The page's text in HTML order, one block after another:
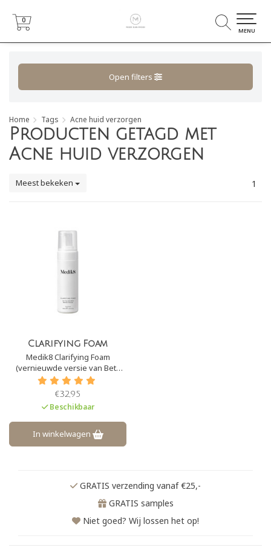
0
0
MENU
Open filters
Home Tags Acne huid verzorgen
Producten getagd met
Acne huid verzorgen
Meest bekeken 1
Clarifying Foam
Medik8 Clarifying Foam
(vernieuwde versie van Beta
Cleanse) is een diep reinigende
schuimreiniger, waardoor
overtollig talg, vuil en make-up
dagelijks wordt verwijderd.
Deze schuimreiniger is perfect
in te zetten bij vette en/ of acne
huiden.
€32,95
Beschikbaar
In winkelwagen
GRATIS verzending vanaf €25,-
GRATIS samples
Niet goed? Wij lossen het op!